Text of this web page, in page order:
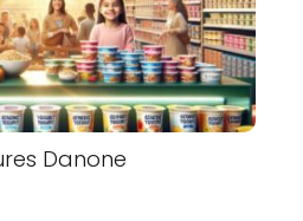
Danone